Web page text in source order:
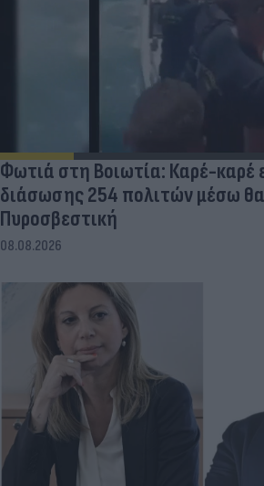
Φωτιά στη Βοιωτία: Καρέ-καρέ
διάσωσης 254 πολιτών μέσω
Πυροσβεστική
08.08.2026